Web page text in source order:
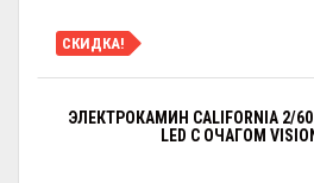
СКИДКА!
ЭЛЕКТРОКАМИН CALIFORNIA 2/
LED С ОЧАГОМ